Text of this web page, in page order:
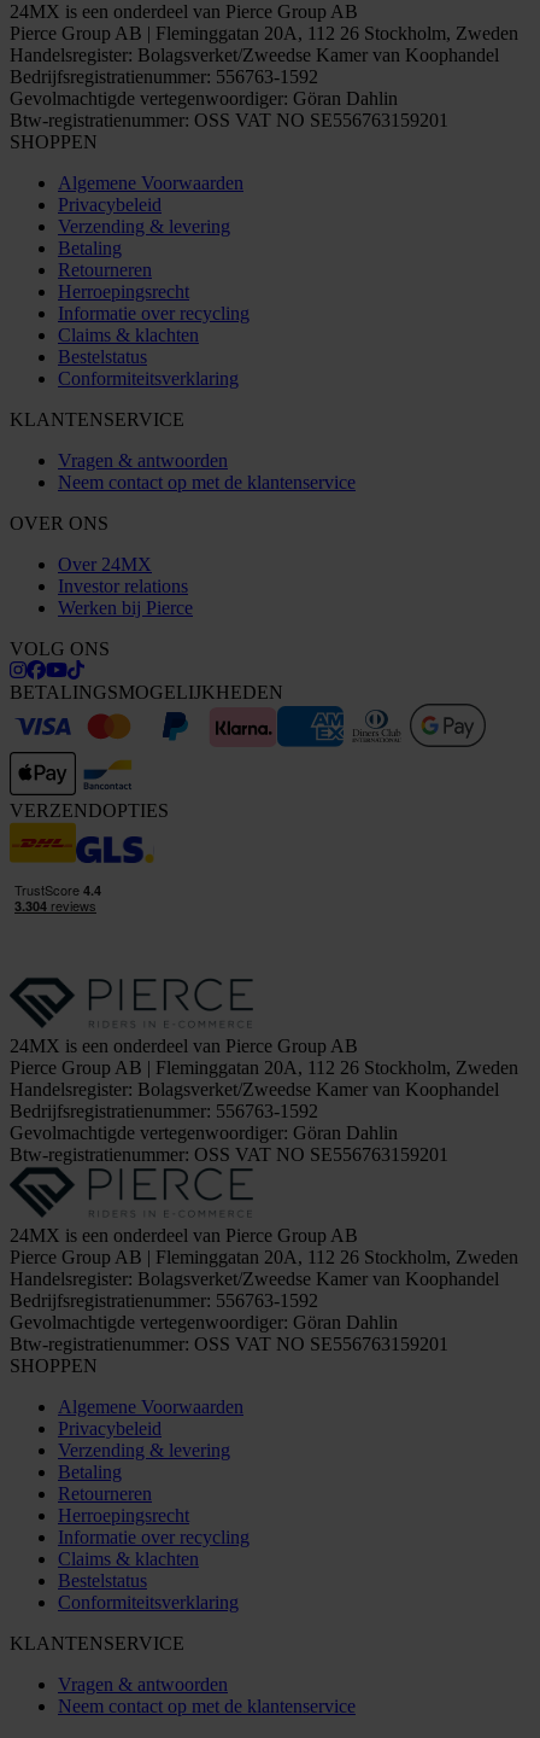
24MX is een onderdeel van Pierce Group AB
Pierce Group AB | Fleminggatan 20A, 112 26 Stockholm, Zweden
Handelsregister: Bolagsverket/Zweedse Kamer van Koophandel
Bedrijfsregistratienummer: 556763-1592
Gevolmachtigde vertegenwoordiger: Göran Dahlin
Btw-registratienummer: OSS VAT NO SE556763159201
SHOPPEN
Algemene Voorwaarden
Privacybeleid
Verzending & levering
Betaling
Retourneren
Herroepingsrecht
Informatie over recycling
Claims & klachten
Bestelstatus
Conformiteitsverklaring
KLANTENSERVICE
Vragen & antwoorden
Neem contact op met de klantenservice
OVER ONS
Over 24MX
Investor relations
Werken bij Pierce
VOLG ONS
BETALINGSMOGELIJKHEDEN
VERZENDOPTIES
24MX is een onderdeel van Pierce Group AB
Pierce Group AB | Fleminggatan 20A, 112 26 Stockholm, Zweden
Handelsregister: Bolagsverket/Zweedse Kamer van Koophandel
Bedrijfsregistratienummer: 556763-1592
Gevolmachtigde vertegenwoordiger: Göran Dahlin
Btw-registratienummer: OSS VAT NO SE556763159201
24MX is een onderdeel van Pierce Group AB
Pierce Group AB | Fleminggatan 20A, 112 26 Stockholm, Zweden
Handelsregister: Bolagsverket/Zweedse Kamer van Koophandel
Bedrijfsregistratienummer: 556763-1592
Gevolmachtigde vertegenwoordiger: Göran Dahlin
Btw-registratienummer: OSS VAT NO SE556763159201
SHOPPEN
Algemene Voorwaarden
Privacybeleid
Verzending & levering
Betaling
Retourneren
Herroepingsrecht
Informatie over recycling
Claims & klachten
Bestelstatus
Conformiteitsverklaring
KLANTENSERVICE
Vragen & antwoorden
Neem contact op met de klantenservice